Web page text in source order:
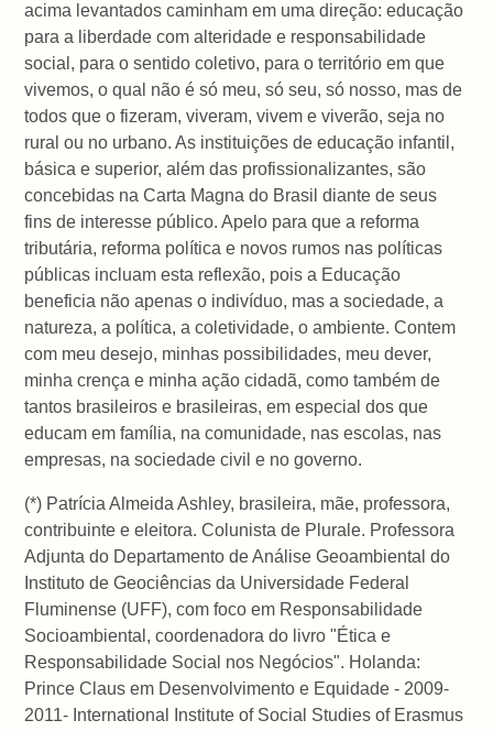
acima levantados caminham em uma direção: educação
para a liberdade com alteridade e responsabilidade
social, para o sentido coletivo, para o território em que
vivemos, o qual não é só meu, só seu, só nosso, mas de
todos que o fizeram, viveram, vivem e viverão, seja no
rural ou no urbano. As instituições de educação infantil,
básica e superior, além das profissionalizantes, são
concebidas na Carta Magna do Brasil diante de seus
fins de interesse público. Apelo para que a reforma
tributária, reforma política e novos rumos nas políticas
públicas incluam esta reflexão, pois a Educação
beneficia não apenas o indivíduo, mas a sociedade, a
natureza, a política, a coletividade, o ambiente. Contem
com meu desejo, minhas possibilidades, meu dever,
minha crença e minha ação cidadã, como também de
tantos brasileiros e brasileiras, em especial dos que
educam em família, na comunidade, nas escolas, nas
empresas, na sociedade civil e no governo.
(*) Patrícia Almeida Ashley, brasileira, mãe, professora,
contribuinte e eleitora. Colunista de Plurale. Professora
Adjunta do Departamento de Análise Geoambiental do
Instituto de Geociências da Universidade Federal
Fluminense (UFF), com foco em Responsabilidade
Socioambiental, coordenadora do livro "Ética e
Responsabilidade Social nos Negócios". Holanda:
Prince Claus em Desenvolvimento e Equidade - 2009-
2011- International Institute of Social Studies of Erasmus